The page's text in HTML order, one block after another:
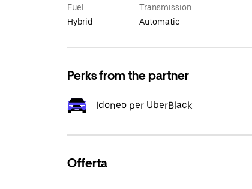
Fuel
Hybrid
Transmission
Automatic
Perks from the partner
Idoneo per UberBlack
Offerta